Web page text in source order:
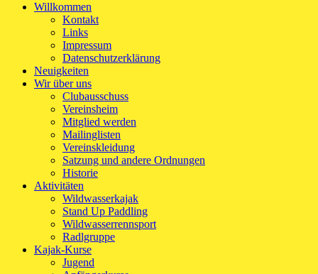
Willkommen
Kontakt
Links
Impressum
Datenschutzerklärung
Neuigkeiten
Wir über uns
Clubausschuss
Vereinsheim
Mitglied werden
Mailinglisten
Vereinskleidung
Satzung und andere Ordnungen
Historie
Aktivitäten
Wildwasserkajak
Stand Up Paddling
Wildwasserrennsport
Radlgruppe
Kajak-Kurse
Jugend